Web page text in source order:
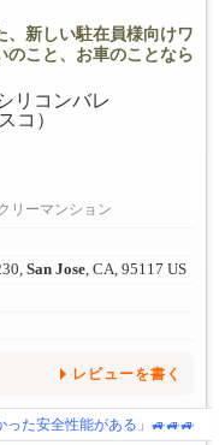
、新しい駐在員様向けワ
こと、お車のことなら
リーマンション
San Jose , CA, 95117 US
レビューを書く
た安全性能がある」🚙🚙🚙